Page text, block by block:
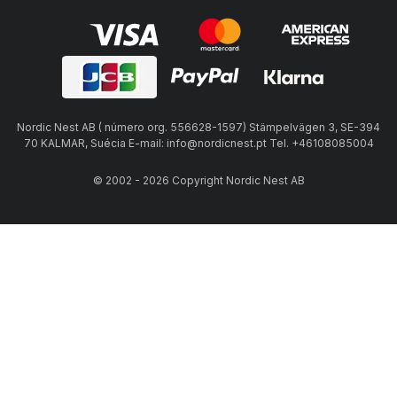
Nordic Nest AB ( número org. 556628-1597) Stämpelvägen 3, SE-394
70 KALMAR, Suécia E-mail: info@nordicnest.pt Tel. +46108085004
© 2002 - 2026 Copyright Nordic Nest AB